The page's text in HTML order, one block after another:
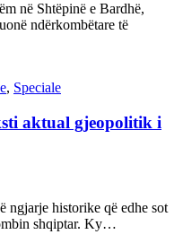
në Shtëpinë e Bardhë,
ndërkombëtare të
, Speciale
aktual gjeopolitik i
ngjarje historike që edhe sot
shqiptar. Ky…